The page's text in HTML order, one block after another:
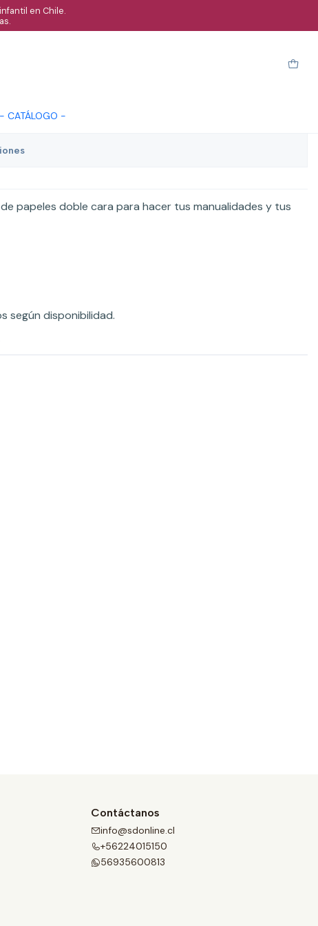
- CATÁLOGO -
en Chile.
50x70 cms diferentes
Cotizar
papeles doble cara para hacer tus manualidades y tus
según disponibilidad.
Contáctanos
info@sdonline.cl
+56224015150
56935600813